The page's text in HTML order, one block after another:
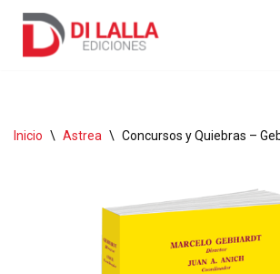
Inicio \ Astrea \ Concursos y Quiebras –